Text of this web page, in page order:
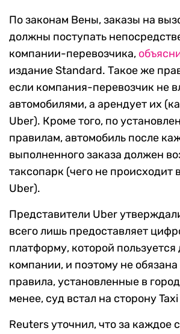
По законам Вены, заказы на
должны поступать
компании-перевозчика,
издание Standard. Такое же
если компания-перевозчик не
автомобилями, а арендует их
Uber). Кроме того, по
правилам, автомобиль после
выполненного заказа должен
таксопарк (чего не происходит
Uber).
Представители Uber
всего лишь предоставляет
платформу, которой пользуется
компании, и поэтому не
правила, установленные в
менее, суд встал на сторону
Reuters уточнил, что за каждое